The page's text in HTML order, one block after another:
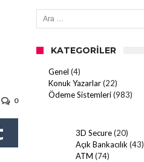
0
Arama:
KATEGORILER
Genel (4)
Konuk Yazarlar(22)
Ödeme Sistemleri(983)
3D Secure(20)
Açık Bankacılık (43)
ATM (74)